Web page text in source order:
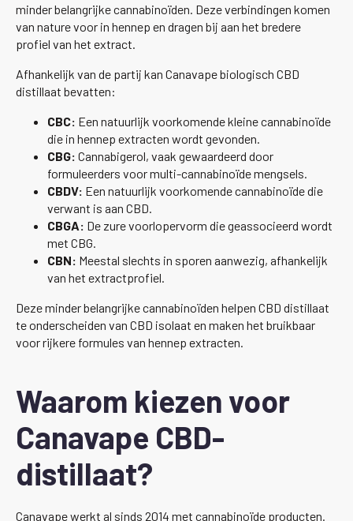
minder belangrijke cannabinoïden. Deze verbindingen komen
van nature voor in hennep en dragen bij aan het bredere
profiel van het extract.
Afhankelijk van de partij kan Canavape biologisch CBD
distillaat bevatten:
CBC: Een natuurlijk voorkomende kleine cannabinoïde
die in hennep extracten wordt gevonden.
CBG: Cannabigerol, vaak gewaardeerd door
formuleerders voor multi-cannabinoïde mengsels.
CBDV: Een natuurlijk voorkomende cannabinoïde die
verwant is aan CBD.
CBGA: De zure voorlopervorm die geassocieerd wordt
met CBG.
CBN: Meestal slechts in sporen aanwezig, afhankelijk
van het extractprofiel.
Deze minder belangrijke cannabinoïden helpen CBD distillaat
te onderscheiden van CBD isolaat en maken het bruikbaar
voor rijkere formules van hennep extracten.
Waarom kiezen voor
Canavape CBD-
distillaat?
Canavape werkt al sinds 2014 met cannabinoïde producten.